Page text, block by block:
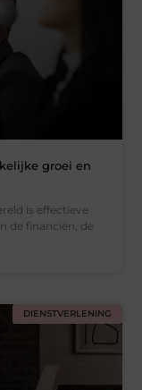
groei en
is effectieve
de financiën, de
DIENSTVERLENING